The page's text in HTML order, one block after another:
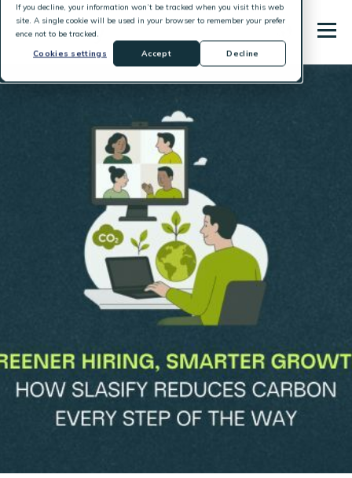
If you decline, your information won’t be tracked when you visit this web
site. A single cookie will be used in your browser to remember your prefer
ence not to be tracked.
Cookies settings
Accept Decline